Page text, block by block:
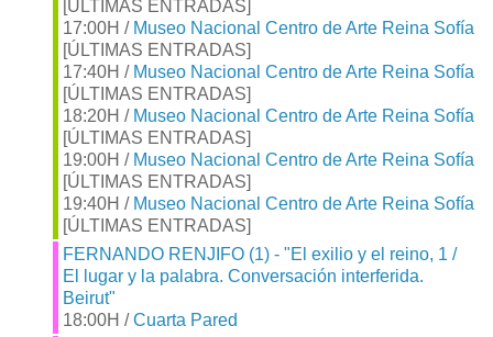
[ÚLTIMAS ENTRADAS]
17:00H / Museo Nacional Centro de Arte Reina Sofía
[ÚLTIMAS ENTRADAS]
17:40H / Museo Nacional Centro de Arte Reina Sofía
[ÚLTIMAS ENTRADAS]
18:20H / Museo Nacional Centro de Arte Reina Sofía
[ÚLTIMAS ENTRADAS]
19:00H / Museo Nacional Centro de Arte Reina Sofía
[ÚLTIMAS ENTRADAS]
19:40H / Museo Nacional Centro de Arte Reina Sofía
[ÚLTIMAS ENTRADAS]
FERNANDO RENJIFO (1) - "El exilio y el reino, 1 /
El lugar y la palabra. Conversación interferida.
Beirut"
18:00H /Cuarta Pared